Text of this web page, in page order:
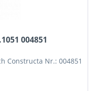
004851
Constructa Nr.: 004851